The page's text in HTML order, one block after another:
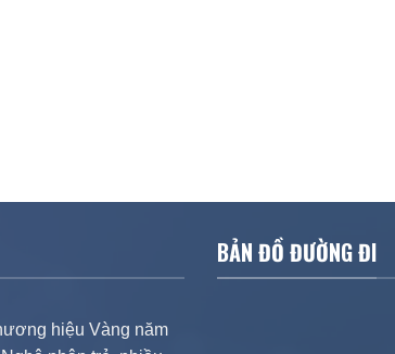
hiệu Vàng năm
BẢN ĐỒ ĐƯỜNG ĐI